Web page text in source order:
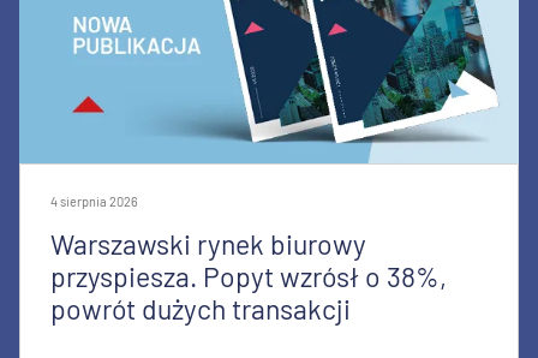
4 sierpnia 2026
Warszawski rynek biurowy
przyspiesza. Popyt wzrósł o 38%,
powrót dużych transakcji